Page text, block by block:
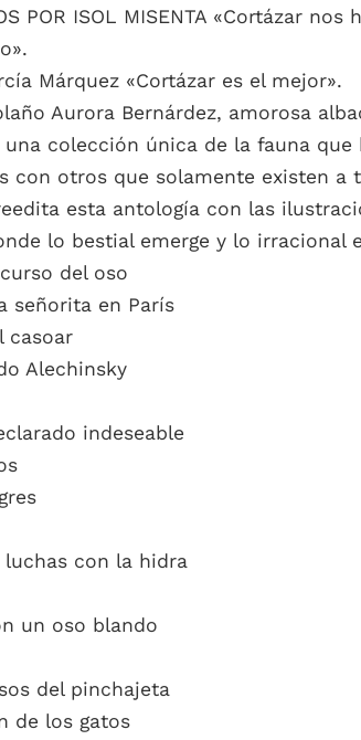
POR ISOL MISENTA «Cortázar
Márquez «Cortázar es el mejor».
Aurora Bernárdez, amorosa
colección única de la fauna
con otros que solamente existen a
esta antología con las
lo bestial emerge y lo irracional
del oso
señorita en París
casoar
Alechinsky
indeseable
luchas con la hidra
un oso blando
del pinchajeta
de los gatos